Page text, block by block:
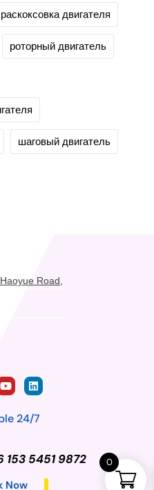
раскоксовка двигателя
роторный двигатель
шаговый двигатель
Road,
24/7
5451 9872
Now
0